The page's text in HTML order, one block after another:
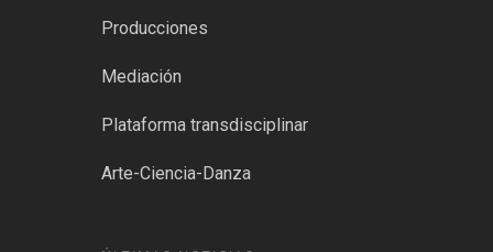
Producciones
Mediación
Plataforma transdisciplinar
Arte-Ciencia-Danza